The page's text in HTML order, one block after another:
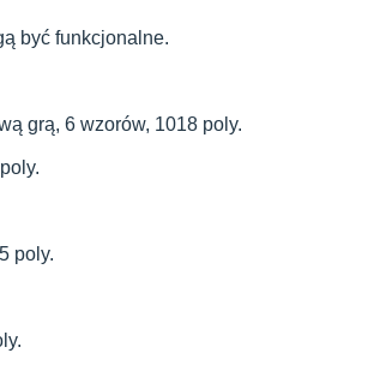
być funkcjonalne.
grą, 6 wzorów, 1018 poly.
poly.